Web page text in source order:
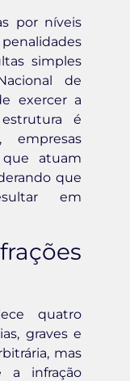
por níveis
simples
de
exercer a
é
empresas
que atuam
que
em
quatro
graves e
mas
a infração